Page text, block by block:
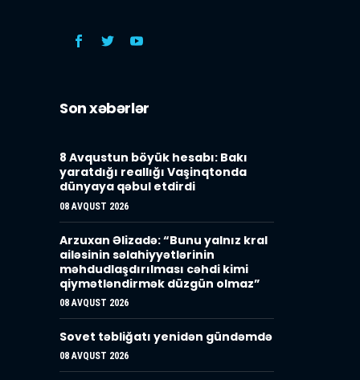
Son xəbərlər
8 Avqustun böyük hesabı: Bakı
yaratdığı reallığı Vaşinqtonda
dünyaya qəbul etdirdi
08 AVQUST 2026
Arzuxan Əlizadə: “Bunu yalnız kral
ailəsinin səlahiyyətlərinin
məhdudlaşdırılması cəhdi kimi
qiymətləndirmək düzgün olmaz”
08 AVQUST 2026
Sovet təbliğatı yenidən gündəmdə
08 AVQUST 2026